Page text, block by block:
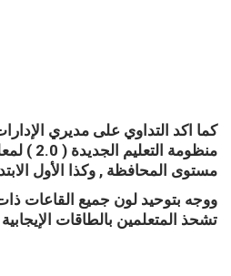
كما اكد التداوي على مديري
منظومة
مستوى المحافظة , وكذا الأول
ووجه بتوحيد لون جميع القاعات ذات
تشحذ المتعلمين بالطاقات الإيجابية